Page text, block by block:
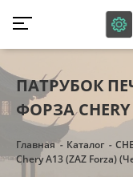
ПАТРУБОК
ФОРЗА CHERY
Главная Каталог
Chery A13 (ZAZ Forza)